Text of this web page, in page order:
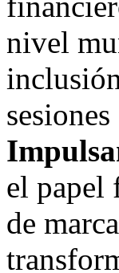
nivel
el papel
de